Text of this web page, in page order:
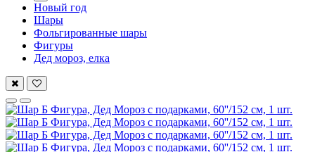
Новый год
Шары
Фольгированные шары
Фигуры
Дед мороз, елка